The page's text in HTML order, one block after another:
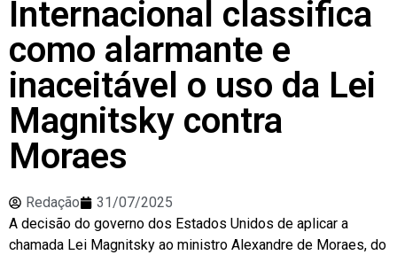
Internacional classifica
como alarmante e
inaceitável o uso da Lei
Magnitsky contra
Moraes
Redação
31/07/2025
A decisão do governo dos Estados Unidos de aplicar a
chamada Lei Magnitsky ao ministro Alexandre de Moraes, do